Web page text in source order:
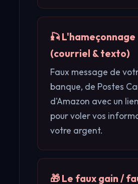
🎣 L'hameçonnage
(courriel & texto)
Faux message de
banque, de Postes
d'Amazon avec un
pour voler vos
votre argent.
🎁 Le faux gain /